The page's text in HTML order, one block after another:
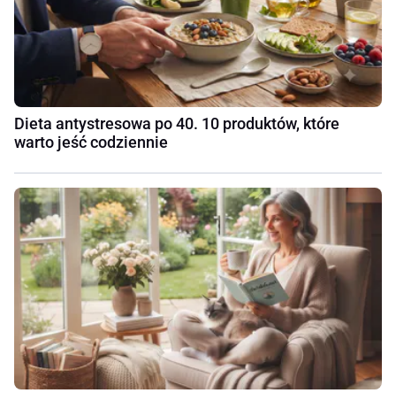
Dieta antystresowa po 40. 10 produktów, które
warto jeść codziennie